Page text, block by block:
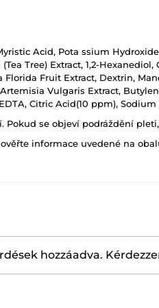
Acid, Pota ssium
Tree) Extract, 1,2-
Fruit Extract, Dextrin,
Vulgaris Extract,
Citric Acid(10 ppm),
se objeví podráždění
informace uvedené na
hozzáadva.